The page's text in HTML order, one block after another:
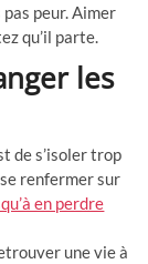
peur. Aimer
qu’il parte.
les
de s’isoler trop
renfermer sur
en perdre
une vie à